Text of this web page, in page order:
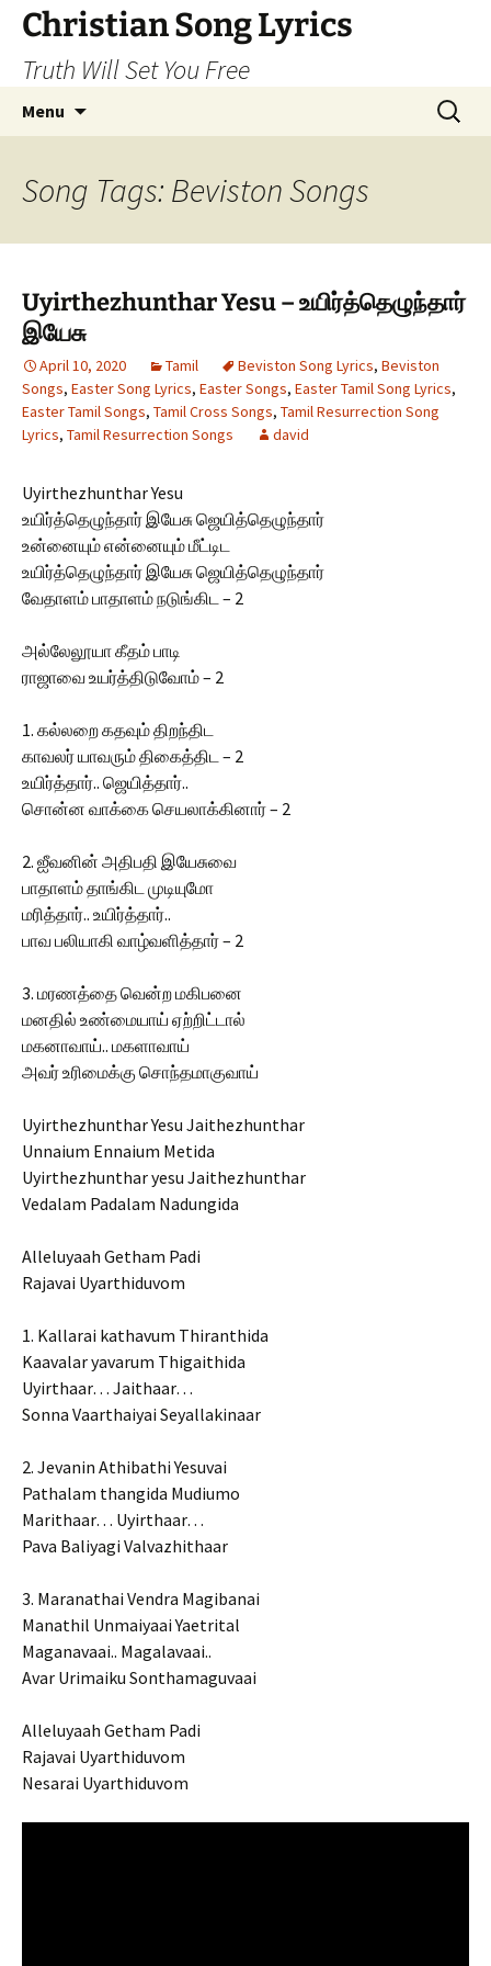
Skip
content
Christian Song Lyrics
Truth Will Set You Free
Menu
Search
for:
Song Tags: Beviston Songs
Uyirthezhunthar Yesu – உயிர்த்தெழுந்தார்
இயேசு
April 10, 2020 Tamil Beviston Song Lyrics, Beviston
Songs, Easter Song Lyrics, Easter Songs, Easter Tamil Song Lyrics,
Easter Tamil Songs, Tamil Cross Songs, Tamil Resurrection Song
Lyrics, Tamil Resurrection Songs david
Uyirthezhunthar Yesu
உயிர்த்தெழுந்தார் இயேசு ஜெயித்தெழுந்தார்
உன்னையும் என்னையும் மீட்டிட
உயிர்த்தெழுந்தார் இயேசு ஜெயித்தெழுந்தார்
வேதாளம் பாதாளம் நடுங்கிட – 2
அல்லேலூயா கீதம் பாடி
ராஜாவை உயர்த்திடுவோம் – 2
1. கல்லறை கதவும் திறந்திட
காவலர் யாவரும் திகைத்திட – 2
உயிர்த்தார்.. ஜெயித்தார்..
சொன்ன வாக்கை செயலாக்கினார் – 2
2. ஐீவனின் அதிபதி இயேசுவை
பாதாளம் தாங்கிட முடியுமோ
மரித்தார்.. உயிர்த்தார்..
பாவ பலியாகி வாழ்வளித்தார் – 2
3. மரணத்தை வென்ற மகிபனை
மனதில் உண்மையாய் ஏற்றிட்டால்
மகனாவாய்.. மகளாவாய்
அவர் உரிமைக்கு சொந்தமாகுவாய்
Uyirthezhunthar Yesu Jaithezhunthar
Unnaium Ennaium Metida
Uyirthezhunthar yesu Jaithezhunthar
Vedalam Padalam Nadungida
Alleluyaah Getham Padi
Rajavai Uyarthiduvom
1. Kallarai kathavum Thiranthida
Kaavalar yavarum Thigaithida
Uyirthaar… Jaithaar…
Sonna Vaarthaiyai Seyallakinaar
2. Jevanin Athibathi Yesuvai
Pathalam thangida Mudiumo
Marithaar… Uyirthaar…
Pava Baliyagi Valvazhithaar
3. Maranathai Vendra Magibanai
Manathil Unmaiyaai Yaetrital
Maganavaai.. Magalavaai..
Avar Urimaiku Sonthamaguvaai
Alleluyaah Getham Padi
Rajavai Uyarthiduvom
Nesarai Uyarthiduvom